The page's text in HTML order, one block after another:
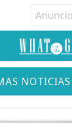
NOTICIAS